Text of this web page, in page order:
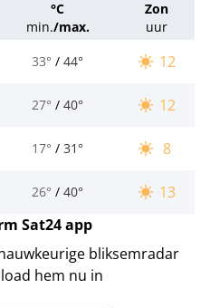
°C
min./max.
Zon
uur
33° / 44° 12
27° / 40° 12
17° / 31° 8
26° / 40°
13
Sat24 app
bliksemradar
hem nu in